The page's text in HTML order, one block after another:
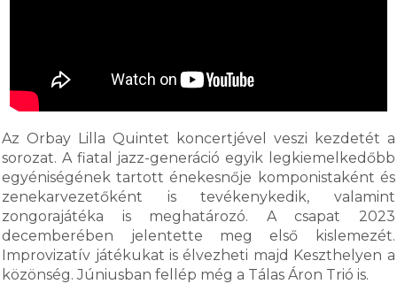
Az Orbay Lilla Quintet koncertjével veszi kezdetét a
sorozat. A fiatal jazz-generáció egyik legkiemelkedőbb
egyéniségének tartott énekesnője komponistaként és
zenekarvezetőként is tevékenykedik, valamint
zongorajátéka is meghatározó. A csapat 2023
decemberében jelentette meg első kislemezét.
Improvizatív játékukat is élvezheti majd Keszthelyen a
közönség. Júniusban fellép még a Tálas Áron Trió is.